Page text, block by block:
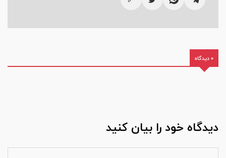
0 دیدگاه
دیدگاه خود را بیان کنید